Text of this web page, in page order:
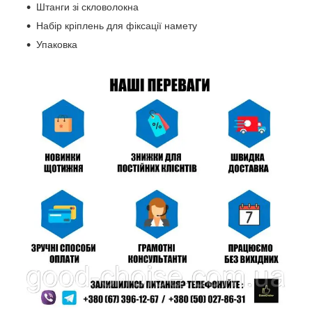
Штанги зі скловолокна
Набір кріплень для фіксації намету
Упаковка